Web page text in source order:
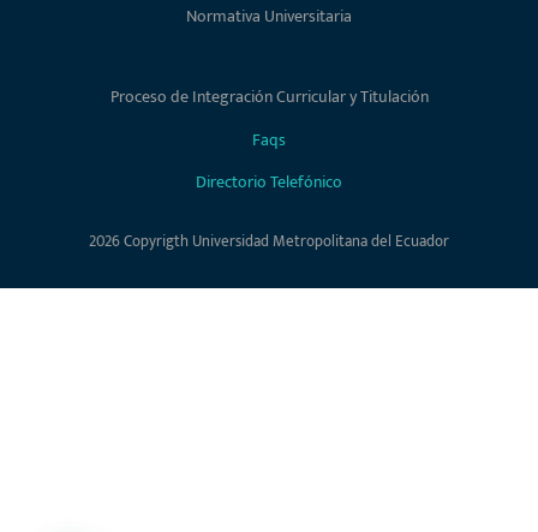
Normativa Universitaria
Proceso de Integración Curricular y Titulación
Faqs
Directorio Telefónico
2026 Copyrigth Universidad Metropolitana del Ecuador